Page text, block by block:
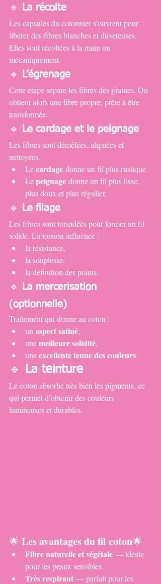
🔹 La récolte
Les capsules du cotonnier s’ouvrent pour
libérer des fibres blanches et duveteuses.
Elles sont récoltées à la main ou
mécaniquement.
🔹 L’égrenage
Cette étape sépare les fibres des graines. On
obtient alors une fibre propre, prête à être
transformée.
🔹 Le cardage et le peignage
Les fibres sont démêlées, alignées et
nettoyées.
Le cardage donne un fil plus rustique.
Le peignage donne un fil plus lisse,
plus doux et plus régulier.
🔹 Le filage
Les fibres sont torsadées pour former un fil
solide. La torsion influence :
la résistance,
la souplesse,
la définition des points.
🔹
La mercerisation
(optionnelle)
Traitement qui donne au coton :
un aspect satiné,
une meilleure solidité,
une excellente tenue des couleurs.
🔹 La teinture
Le coton absorbe très bien les pigments, ce
qui permet d’obtenir des couleurs
lumineuses et durables.
🌟 Les avantages du fil coton🌟
Fibre naturelle et végétale — idéale
pour les peaux sensibles.
Très respirant — parfait pour les